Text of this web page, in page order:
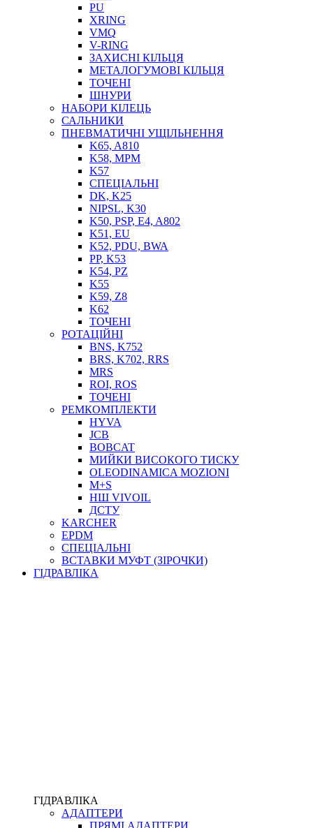
ПІСТОЛЕТИ
НАСОСИ ТА ПОМПИ
НАГНІТАЧІ
МУФТИ (НАСАДКИ) ДЛЯ ШПРИЦІВ
МАСЛЯНКИ, ЛІЙКИ
ПРЕС-МАСЛЯНКИ
ШЛАНГИ, ТРУБКИ
ШПРИЦИ МАСТИЛЬНІ
ТОСОЛ, АНТИФРИЗ
ОЛИВА-ПАЛИВО
ПОВІТРЯ-ВОДА
ДЛЯ ЗВАРЮВАННЯ
НАПІРНО-ВСМОКТУЮЧІ
ФІЛЬТРИ ДЛЯ ПАЛЬНОГО
ПІДДОНИ ДЛЯ БОЧОК
МОДУЛЬНІ АЗС
МЕТРОЛОГІЧНЕ ОБЛАДНАННЯ
ЛІЧИЛЬНИКИ І ВИТРАТОМІРИ ДЛЯ ПАЛЬНОГО
КОТУШКИ ДЛЯ ШЛАНГІВ
ФІТИНГИ ДІАГНОСТИЧНІ
АКСЕСУАРИ
PU
XRING
VMQ
V-RING
ЗАХИСНІ КІЛЬЦЯ
МЕТАЛОГУМОВІ КІЛЬЦЯ
ТОЧЕНІ
ШНУРИ
НАБОРИ КІЛЕЦЬ
САЛЬНИКИ
ПНЕВМАТИЧНІ УЩІЛЬНЕННЯ
K65, A810
K58, MPM
K57
СПЕЦІАЛЬНІ
DK, K25
NIPSL, K30
K50, PSP, E4, A802
K51, EU
K52, PDU, BWA
PP, K53
K54, PZ
K55
K59, Z8
K62
ТОЧЕНІ
РОТАЦІЙНІ
BNS, K752
BRS, K702, RRS
MRS
ROI, ROS
ТОЧЕНІ
РЕМКОМПЛЕКТИ
HYVA
JCB
BOBCAT
МИЙКИ ВИСОКОГО ТИСКУ
OLEODINAMICA MOZIONI
M+S
НШ VIVOIL
ДСТУ
KARCHER
EPDM
СПЕЦІАЛЬНІ
ВСТАВКИ МУФТ (ЗІРОЧКИ)
ГІДРАВЛІКА
ГІДРАВЛІКА
АДАПТЕРИ
ПРЯМІ АДАПТЕРИ